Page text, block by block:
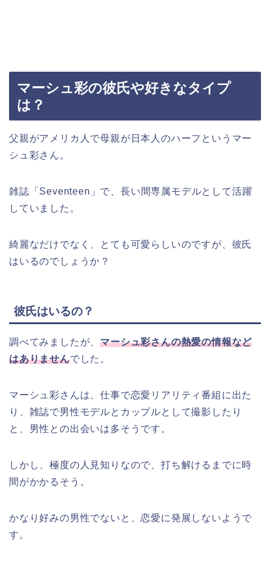
マーシュ彩の彼氏や好きなタイプ
は？
父親がアメリカ人で母親が日本人のハーフというマー
シュ彩さん。
雑誌「Seventeen」で、長い間専属モデルとして活躍
していました。
綺麗なだけでなく、とても可愛らしいのですが、彼氏
はいるのでしょうか？
彼氏はいるの？
調べてみましたが、マーシュ彩さんの熱愛の情報など
はありませんでした。
マーシュ彩さんは、仕事で恋愛リアリティ番組に出た
り、雑誌で男性モデルとカップルとして撮影したり
と、男性との出会いは多そうです。
しかし、極度の人見知りなので、打ち解けるまでに時
間がかかるそう。
かなり好みの男性でないと、恋愛に発展しないようで
す。